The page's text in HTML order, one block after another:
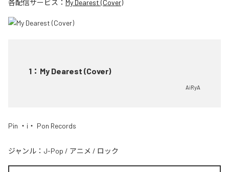
各配信サービス： My Dearest (Cover)
1 ： My Dearest (Cover)
AiRyA
Pin ・i・ Pon Records
ジャンル： J-Pop / アニメ / ロック